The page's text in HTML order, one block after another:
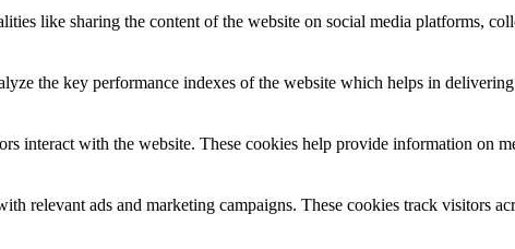
like sharing the content of the website on social media platforms,
the key performance indexes of the website which helps in
interact with the website. These cookies help provide information on
relevant ads and marketing campaigns. These cookies track visitors